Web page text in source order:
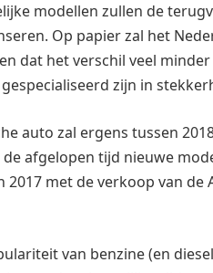
modellen zullen de
Op papier zal het
dat het verschil veel
zijn in
auto zal ergens tussen
afgelopen tijd nieuwe
2017 met de verkoop van
van benzine (en